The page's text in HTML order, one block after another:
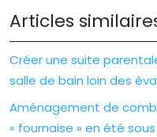
Articles
Créer une suite
salle de bain loin des
Aménagement de
« fournaise » en été